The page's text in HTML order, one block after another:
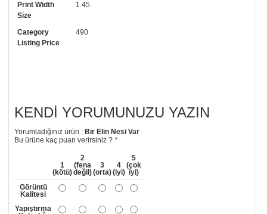
• Görselde düzenleme yaptırmak istiyorsanız yine bize telefon
numaramızdan ulaşabilirsiniz.
Print Width
Size
1.45
Category
Listing Price
490
KENDI YORUMUNUZU YAZIN
Yorumladığınız ürün : Bir Elin Nesi Var
Bu ürüne kaç puan verirsiniz ?*
1
(kötü)
2
(fena
değil)
3
(orta)
4
(iyi)
5
(çok
iyi)
Görüntü
Kalitesi
Yapıştırma